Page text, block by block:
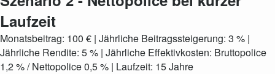
Laufzeit
Monatsbeitrag: 100 € | Jährliche Beitragssteigerung: 3 % |
Jährliche Rendite: 5 % | Jährliche Effektivkosten: Bruttopolice
1,2 % / Nettopolice 0,5 % | Laufzeit: 15 Jahre